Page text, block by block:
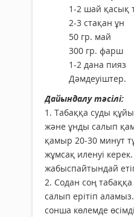
1-2 шай қасық
2-3 стақан ұн
50 гр. май
300 гр. фарш
1-2 дана пияз
Дәмдеуіштер.
Дайындалу тәсілі:
1. Табаққа суды
және ұнды салып
қамыр 20-30 минут
жұмсақ иленуі
жабыспайтындай
2. Содан соң
салып ерітіп
сонша көлемде